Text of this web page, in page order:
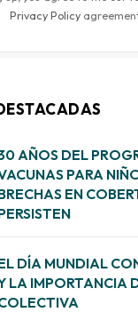
Privacy Policy
AÑOS DEL
PARA
EN
DÍA MUNDIAL
LA IMPORTANCIA